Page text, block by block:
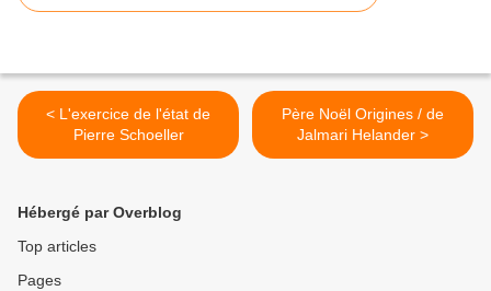
< L'exercice de l'état de
Pierre Schoeller
Père Noël Origines / de
Jalmari Helander >
Hébergé par Overblog
Top articles
Pages